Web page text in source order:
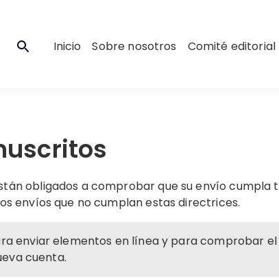
Inicio Sobre nosotros Comité editorial
obligados a comprobar que su envío cumpla
envíos que no cumplan estas directrices.
enviar elementos en línea y para comprobar
cuenta.